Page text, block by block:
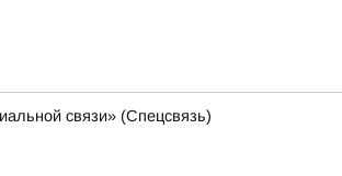
связи» (Спецсвязь)